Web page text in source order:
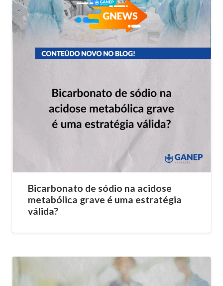
Bicarbonato de sódio na acidose
metabólica grave é uma estratégia
válida?